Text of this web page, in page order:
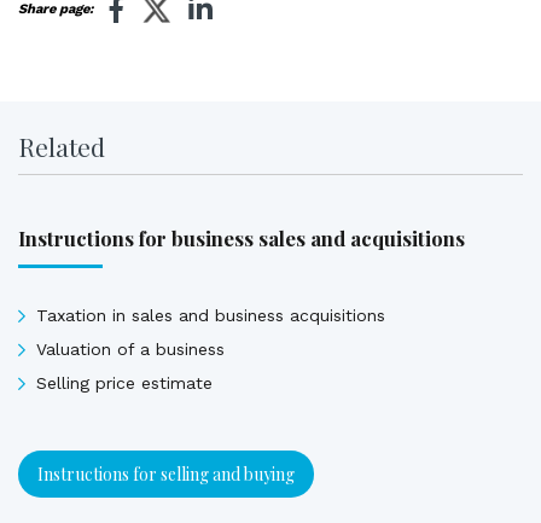
Share page:
Related
Instructions for business sales and acquisitions
Taxation in sales and business acquisitions
Valuation of a business
Selling price estimate
Instructions for selling and buying